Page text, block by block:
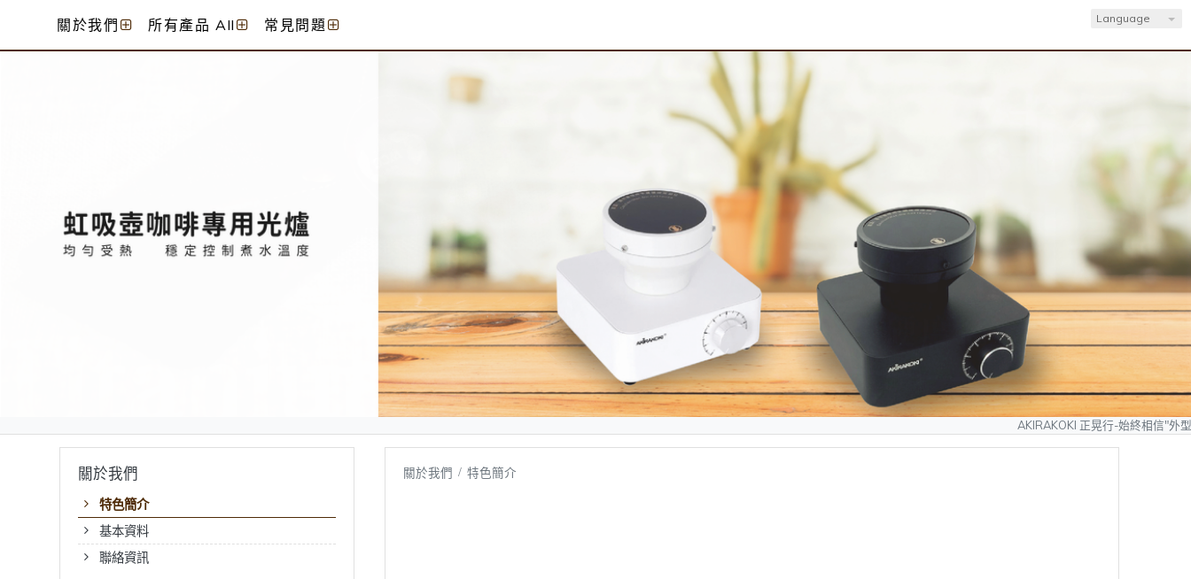
Language
關於我們 所有產品 All 常見問題
關於我們
特色簡介
基本資料
聯絡資訊
AKIRAKOKI 正晃行-始終相信"外
關於我們 特色簡介